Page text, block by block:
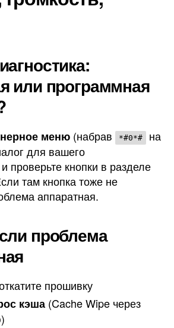
или программная
меню (набрав *#0*#
на
для вашего
проверьте кнопки в разделе
там кнопка тоже не
аппаратная.
проблема
прошивку
кэша (Cache Wipe через